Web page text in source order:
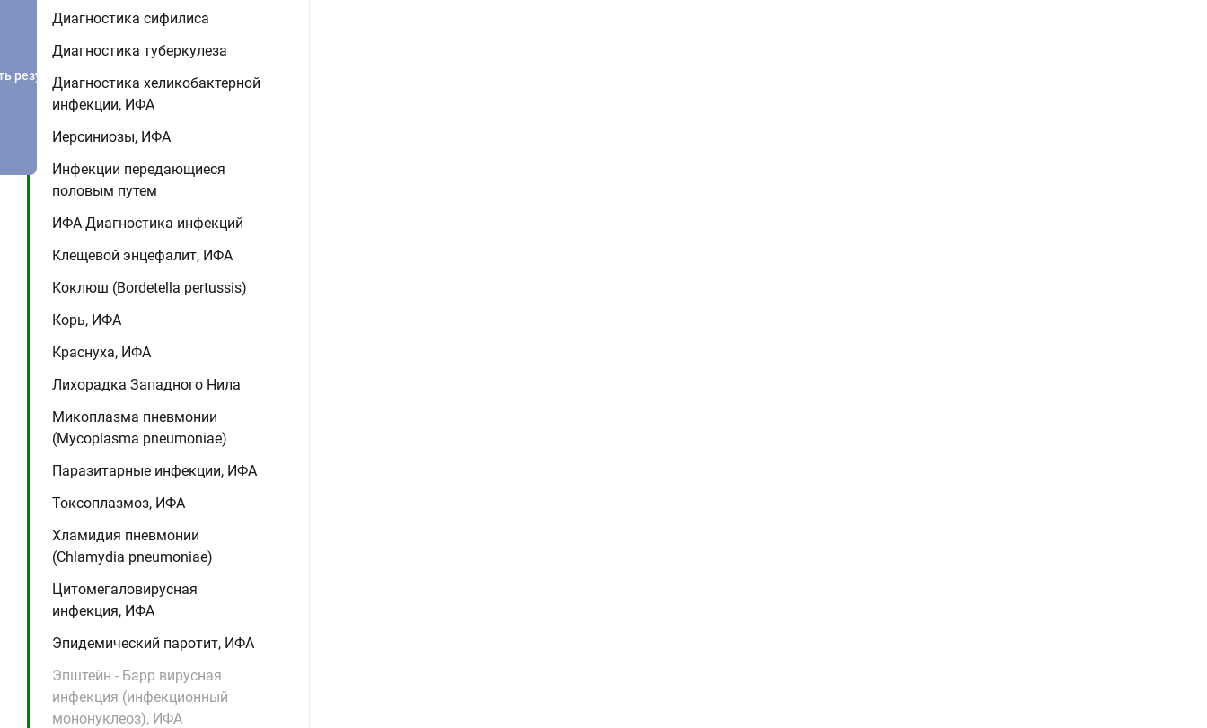
Диагностика сифилиса
Диагностика туберкулеза
Диагностика хеликобактерной
инфекции, ИФА
Иерсиниозы, ИФА
Инфекции передающиеся
половым путем
ИФА Диагностика инфекций
Клещевой энцефалит, ИФА
Коклюш (Bordetella pertussis)
Корь, ИФА
Краснуха, ИФА
Лихорадка Западного Нила
Микоплазма пневмонии
(Mycoplasma pneumoniae)
Паразитарные инфекции, ИФА
Токсоплазмоз, ИФА
Хламидия пневмонии
(Chlamydia pneumoniae)
Цитомегаловирусная
инфекция, ИФА
Эпидемический паротит, ИФА
Эпштейн - Барр вирусная
инфекция (инфекционный
мононуклеоз), ИФА
результатов